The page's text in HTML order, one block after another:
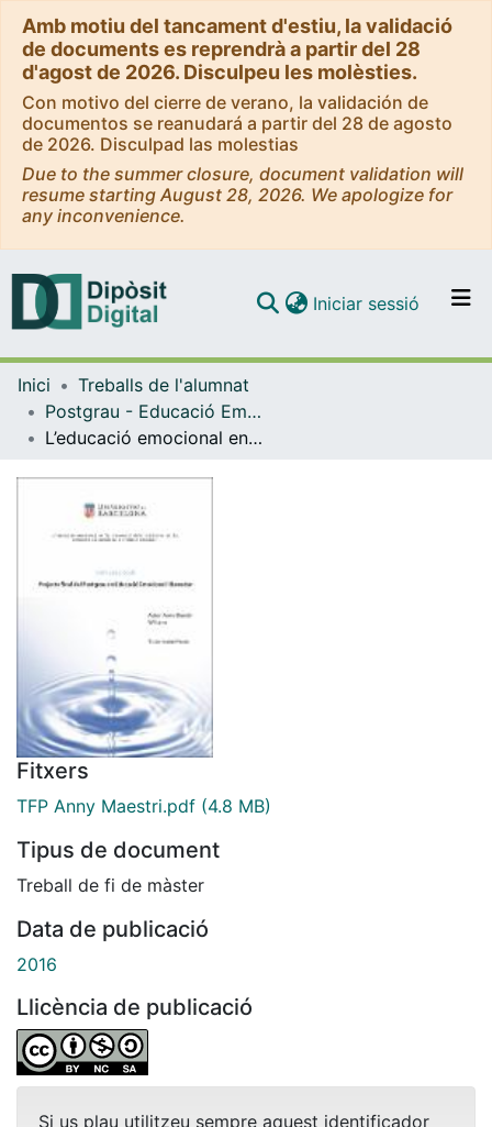
Amb motiu del tancament d'estiu, la validació
de documents es reprendrà a partir del 28
d'agost de 2026. Disculpeu les molèsties.
Con motivo del cierre de verano, la validación de
documentos se reanudará a partir del 28 de agosto
de 2026. Disculpad las molestias
Due to the summer closure, document validation will
resume starting August 28, 2026. We apologize for
any inconvenience.
Navega per tot el DD
Iniciar sessió (current)
Inici
Treballs de l'alumnat
Postgrau - Educació Emocional i Benestar [Presencial]
L’educació emocional en la prevenció dels trastorns de la conducta alimentària a l’àmbit escolar
Fitxers
TFP Anny Maestri.pdf (4.8 MB)
Tipus de document
Treball de fi de màster
Data de publicació
2016
Llicència de publicació
Si us plau utilitzeu sempre aquest identificador